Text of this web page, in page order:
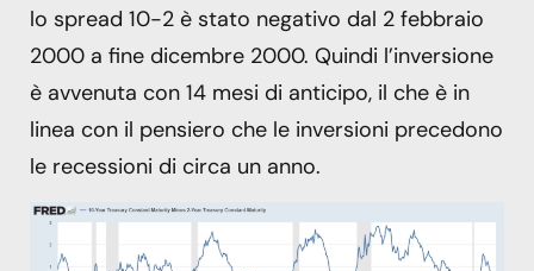
lo spread 10-2 è stato negativo dal 2 febbraio
2000 a fine dicembre 2000. Quindi l’inversione
è avvenuta con 14 mesi di anticipo, il che è in
linea con il pensiero che le inversioni precedono
le recessioni di circa un anno.